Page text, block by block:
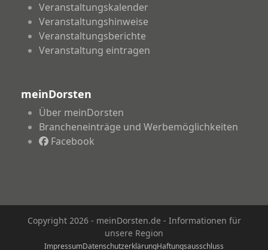
Veranstaltungskalender
Veranstaltungshinweise
Veranstaltungsberichte
Veranstaltung eintragen
meinDorsten
Über meinDorsten
Brancheneinträge und Werbemöglichkeiten
Facebook
Copyright 2026 - meinDorsten.de - Informationen für
unsere Region
ImpressumDatenschutzerklärungHaftungsausschluss